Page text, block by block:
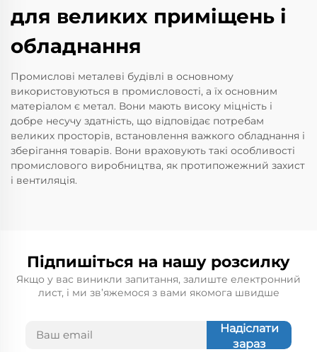
для великих приміщень і
обладнання
Промислові металеві будівлі в основному
використовуються в промисловості, а їх основним
матеріалом є метал. Вони мають високу міцність і
добре несучу здатність, що відповідає потребам
великих просторів, встановлення важкого обладнання і
зберігання товарів. Вони враховують такі особливості
промислового виробництва, як протипожежний захист
і вентиляція.
Підпишіться на нашу розсилку
Якщо у вас виникли запитання, залиште електронний
лист, і ми зв’яжемося з вами якомога швидше
Надіслати
зараз